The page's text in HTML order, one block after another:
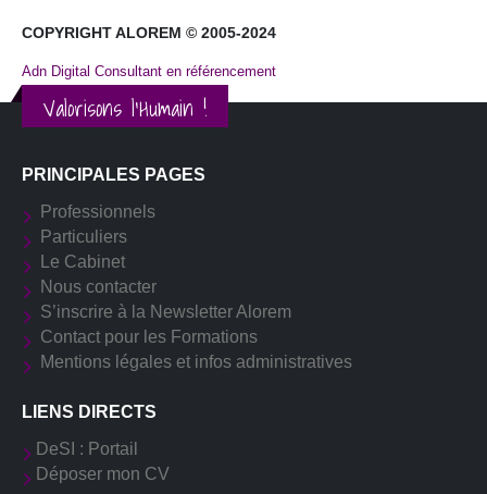
COPYRIGHT ALOREM © 2005-2024
Adn Digital Consultant en référencement
Valorisons l'Humain !
PRINCIPALES PAGES
Professionnels
Particuliers
Le Cabinet
Nous contacter
S’inscrire à la Newsletter Alorem
Contact pour les Formations
Mentions légales et infos administratives
LIENS DIRECTS
DeSI : Portail
Déposer mon CV